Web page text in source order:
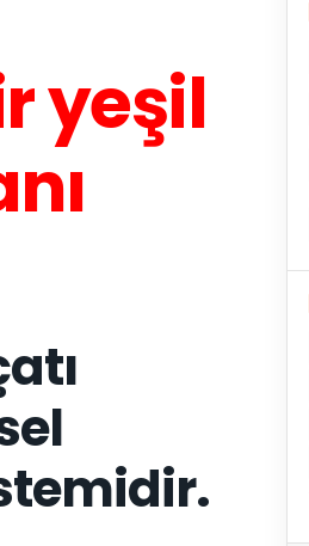
yeşil